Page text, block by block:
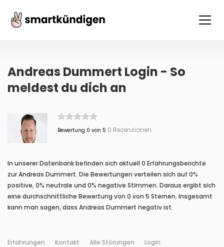
Andreas Dummert Login - So
meldest du dich an
Bewertung 0 von 5 0 Rezensionen
In unserer Datenbank befinden sich aktuell 0 Erfahrungsberichte
zur Andreas Dummert. Die Bewertungen verteilen sich auf 0%
positive, 0% neutrale und 0% negative Stimmen. Daraus ergibt sich
eine durchschnittliche Bewertung von 0 von 5 Sternen. Insgesamt
kann man sagen, dass Andreas Dummert negativ ist.
Erfahrungen Kontakt Alle Störungen Login